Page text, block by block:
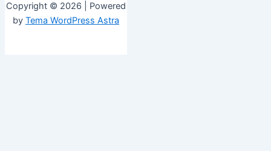
Copyright © 2026 | Powered
by Tema WordPress Astra